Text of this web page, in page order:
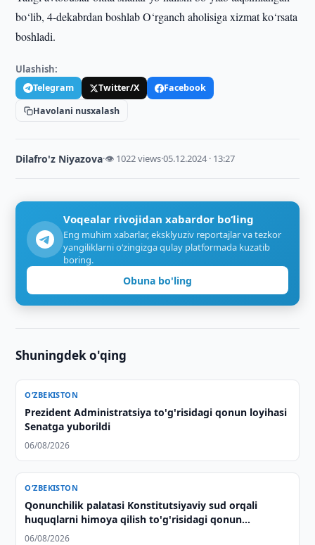
bo‘lib, 4-dekabrdan boshlab O‘rganch aholisiga xizmat ko‘rsata
boshladi.
Ulashish:
Telegram Twitter/X
Facebook
Havolani nusxalash
Dilafro'z Niyazova·👁 1022 views·05.12.2024 · 13:27
Voqealar rivojidan xabardor bo‘ling
Eng muhim xabarlar, eksklyuziv reportajlar va tezkor
yangiliklarni o‘zingizga qulay platformada kuzatib
boring.
Obuna bo'ling
Shuningdek o'qing
O‘ZBEKISTON
Prezident Administratsiya to'g'risidagi qonun loyihasi
Senatga yuborildi
06/08/2026
O‘ZBEKISTON
Qonunchilik palatasi Konstitutsiyaviy sud orqali
huquqlarni himoya qilish to'g'risidagi qonun
loyihasini ma'qulladi
06/08/2026